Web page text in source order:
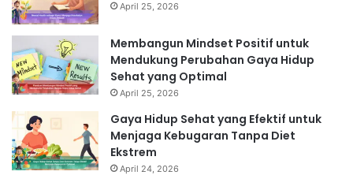
April 25, 2026
Membangun Mindset Positif untuk
Mendukung Perubahan Gaya Hidup
Sehat yang Optimal
April 25, 2026
Gaya Hidup Sehat yang Efektif untuk
Menjaga Kebugaran Tanpa Diet
Ekstrem
April 24, 2026